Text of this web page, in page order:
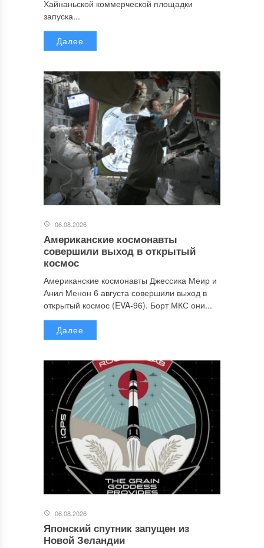
Хайнаньской коммерческой площадки
запуска...
Далее
06.08.2026
Американские космонавты
совершили выход в открытый
космос
Американские космонавты Джессика Меир и
Анил Менон 6 августа совершили выход в
открытый космос (EVA-96). Борт МКС они...
Далее
06.08.2026
Японский спутник запущен из
Новой Зеландии